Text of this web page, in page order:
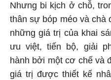
Nhưng bi kịch ở chỗ,
thân sự bóp méo và chà
những giá trị của khai
ưu việt, tiến bộ, giải
hành bởi một cơ chế và
giá trị được thiết kế